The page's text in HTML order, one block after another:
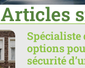
Articles
Spécialiste
options
sécurité